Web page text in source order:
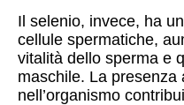
Il selenio, invece, ha
cellule spermatiche,
vitalità dello sperma e
maschile. La presenza
nell’organismo